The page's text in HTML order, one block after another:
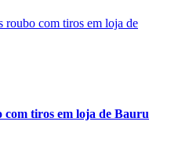
com tiros em loja de Bauru